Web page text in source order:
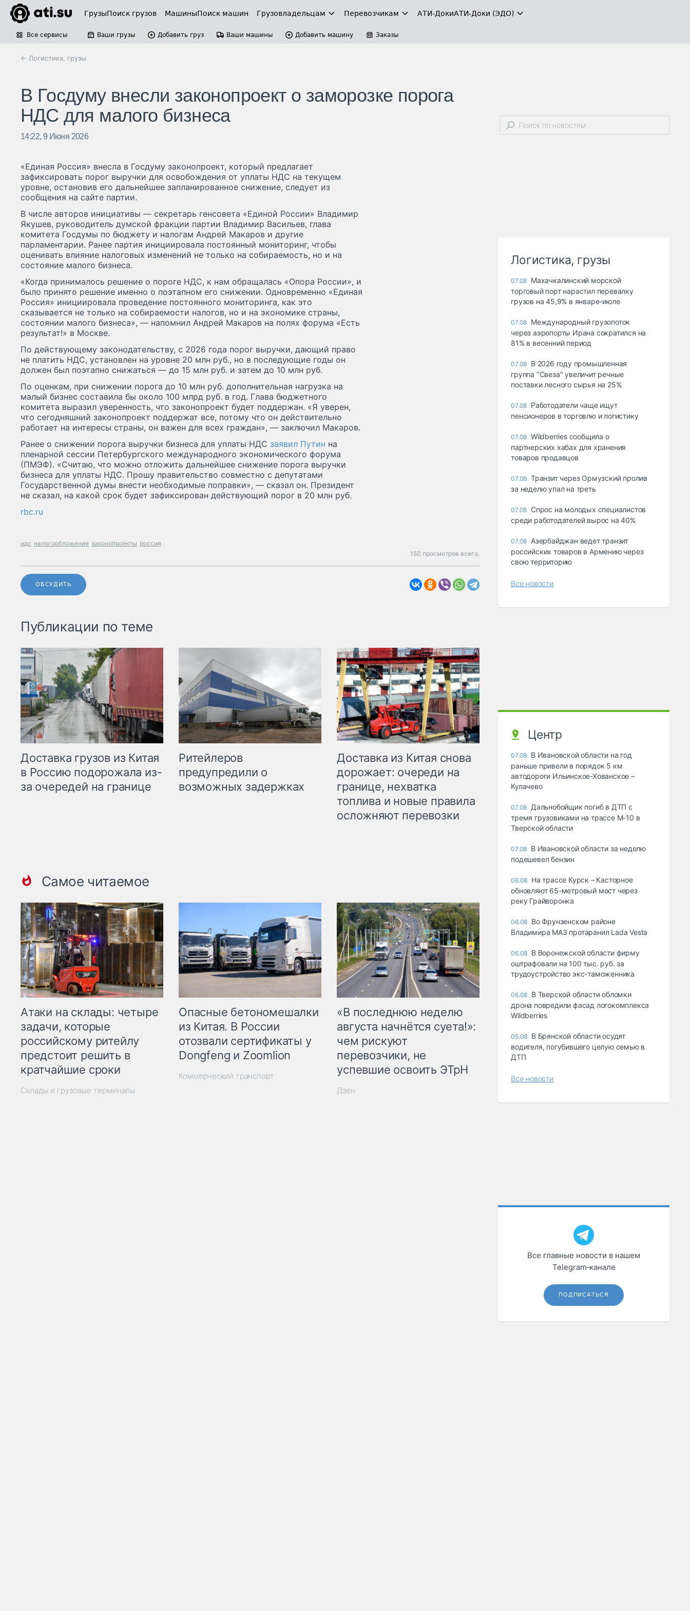
ГрузыПоиск грузов МашиныПоиск машин Грузовладельцам Перевозчикам АТИ-ДокиАТИ-Доки (ЭДО)
Все сервисы Ваши грузы Добавить груз Ваши машины Добавить машину Заказы
← Логистика, грузы
В Госдуму внесли законопроект о заморозке порога
НДС для малого бизнеса
14:22, 9 Июня 2026
«Единая Россия» внесла в Госдуму законопроект, который предлагает
зафиксировать порог выручки для освобождения от уплаты НДС на текущем
уровне, остановив его дальнейшее запланированное снижение, следует из
сообщения на сайте партии.
В числе авторов инициативы — секретарь генсовета «Единой России» Владимир
Якушев, руководитель думской фракции партии Владимир Васильев, глава
комитета Госдумы по бюджету и налогам Андрей Макаров и другие
парламентарии. Ранее партия инициировала постоянный мониторинг, чтобы
оценивать влияние налоговых изменений не только на собираемость, но и на
состояние малого бизнеса.
«Когда принималось решение о пороге НДС, к нам обращалась «Опора России», и
было принято решение именно о поэтапном его снижении. Одновременно «Единая
Россия» инициировала проведение постоянного мониторинга, как это
сказывается не только на собираемости налогов, но и на экономике страны,
состоянии малого бизнеса», — напомнил Андрей Макаров на полях форума «Есть
результат!» в Москве.
По действующему законодательству, с 2026 года порог выручки, дающий право
не платить НДС, установлен на уровне 20 млн руб., но в последующие годы он
должен был поэтапно снижаться — до 15 млн руб. и затем до 10 млн руб.
По оценкам, при снижении порога до 10 млн руб. дополнительная нагрузка на
малый бизнес составила бы около 100 млрд руб. в год. Глава бюджетного
комитета выразил уверенность, что законопроект будет поддержан. «Я уверен,
что сегодняшний законопроект поддержат все, потому что он действительно
работает на интересы страны, он важен для всех граждан», — заключил Макаров.
Ранее о снижении порога выручки бизнеса для уплаты НДС заявил Путин на
пленарной сессии Петербургского международного экономического форума
(ПМЭФ). «Считаю, что можно отложить дальнейшее снижение порога выручки
бизнеса для уплаты НДС. Прошу правительство совместно с депутатами
Государственной думы внести необходимые поправки», — сказал он. Президент
не сказал, на какой срок будет зафиксирован действующий порог в 20 млн руб.
rbc.ru
ндс налогообложение законопроекты россия
150 просмотров всего.
ОБСУДИТЬ
Публикации по теме
Доставка грузов из Китая
в Россию подорожала из-
за очередей на границе
Ритейлеров
предупредили о
возможных задержках
Доставка из Китая снова
дорожает: очереди на
границе, нехватка
топлива и новые правила
осложняют перевозки
Самое читаемое
Атаки на склады: четыре
задачи, которые
российскому ритейлу
предстоит решить в
кратчайшие сроки
Склады и грузовые терминалы
Опасные бетономешалки
из Китая. В России
отозвали сертификаты у
Dongfeng и Zoomlion
Коммерческий транспорт
«В последнюю неделю
августа начнётся суета!»:
чем рискуют
перевозчики, не
успевшие освоить ЭТрН
Дзен
Логистика, грузы
07.08 Махачкалинский морской
торговый порт нарастил перевалку
грузов на 45,9% в январе-июле
07.08 Международный грузопоток
через аэропорты Ирана сократился на
81% в весенний период
07.08 В 2026 году промышленная
группа "Свеза" увеличит речные
поставки лесного сырья на 25%
07.08 Работодатели чаще ищут
пенсионеров в торговлю и логистику
07.08 Wildberries сообщила о
партнерских хабах для хранения
товаров продавцов
07.08 Транзит через Ормузский пролив
за неделю упал на треть
07.08 Спрос на молодых специалистов
среди работодателей вырос на 40%
07.08 Азербайджан ведет транзит
российских товаров в Армению через
свою территорию
Все новости
Центр
07.08 В Ивановской области на год
раньше привели в порядок 5 км
автодороги Ильинское-Хованское –
Кулачево
07.08 Дальнобойщик погиб в ДТП с
тремя грузовиками на трассе М-10 в
Тверской области
07.08 В Ивановской области за неделю
подешевел бензин
06.08 На трассе Курск – Касторное
обновляют 65-метровый мост через
реку Грайворонка
06.08 Во Фрунзенском районе
Владимира МАЗ протаранил Lada Vesta
06.08 В Воронежской области фирму
оштрафовали на 100 тыс. руб. за
трудоустройство экс-таможенника
06.08 В Тверской области обломки
дрона повредили фасад логокомплекса
Wildberries
05.08 В Брянской области осудят
водителя, погубившего целую семью в
ДТП
Все новости
Все главные новости в нашем
Telegram‑канале
ПОДПИСАТЬСЯ